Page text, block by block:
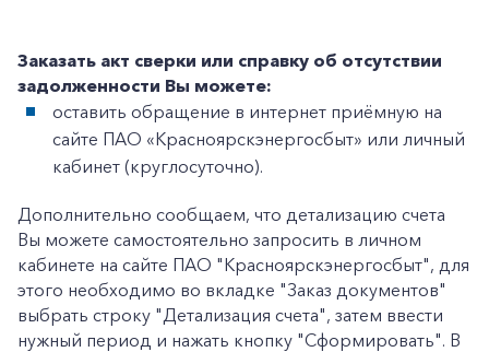
+7-800-700-24-57
Заказать обратный звонок
Частным клиентам
Корпоративным клиентам
Заказать акт сверки или справку об отсутствии
задолженности Вы можете:
оставить обращение в интернет приёмную на
сайте ПАО «Красноярскэнергосбыт» или личный
кабинет (круглосуточно).
Дополнительно сообщаем, что детализацию счета
Вы можете самостоятельно запросить в личном
кабинете на сайте ПАО "Красноярскэнергосбыт", для
этого необходимо во вкладке "Заказ документов"
выбрать строку "Детализация счета", затем ввести
нужный период и нажать кнопку "Сформировать". В